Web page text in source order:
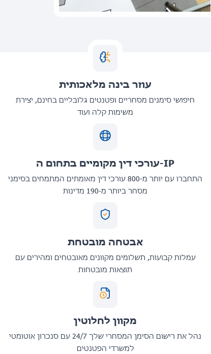
עוזר בינה מלאכותית
חיפושי סימנים מסחריים ופטנטים גלובליים בחינם, יצירת
משימות קלה ועוד
עורכי דין מקומיים בתחום ה-IP
התחברו עם יותר מ-800 עורכי דין מאומתים המתמחים בסימני
מסחר ביותר מ-190 מדינות
אבטחה מובטחת
עמלות קבועות, תשלומים מקוונים מאובטחים ומהירים עם
תוצאות מובטחות
מקוון לחלוטין
נהל את רישום הסימן המסחרי שלך 24/7 עם סנכרון אוטומטי
למשרדי הפטנטים